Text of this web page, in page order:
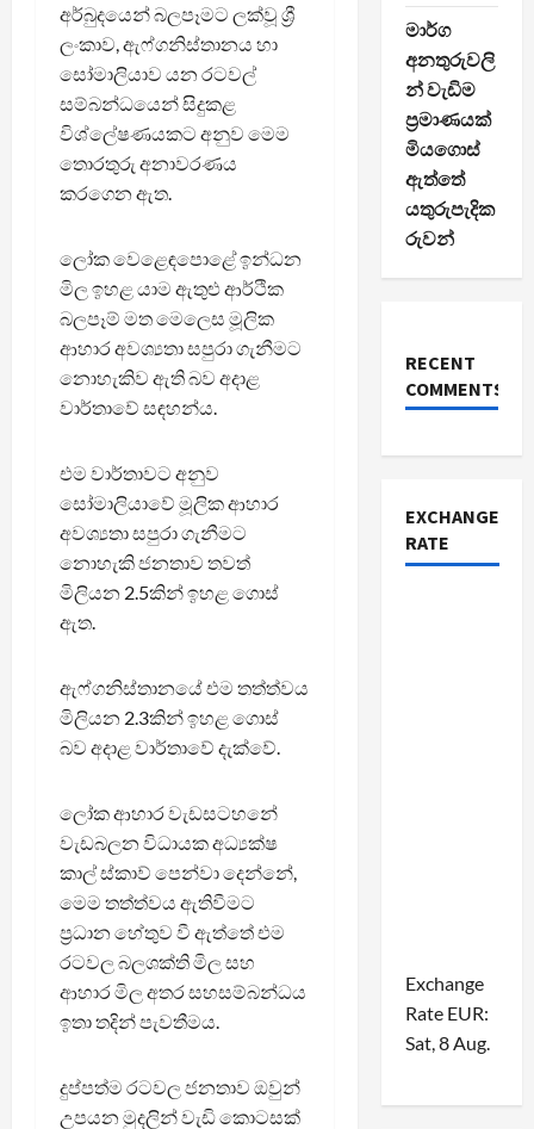
අර්බුදයෙන් බලපෑමට ලක්වූ ශ්‍රී
ලංකාව, ඇෆ්ගනිස්තානය හා
සෝමාලියාව යන රටවල්
සම්බන්ධයෙන් සිදුකළ
විශ්ලේෂණයකට අනුව මෙම
තොරතුරු අනාවරණය
කරගෙන ඇත.
ලෝක වෙළෙඳපොළේ ඉන්ධන
මිල ඉහළ යාම ඇතුළු ආර්ථික
බලපෑම් මත මෙලෙස මූලික
ආහාර අවශ්‍යතා සපුරා ගැනීමට
නොහැකිව ඇති බව අදාළ
වාර්තාවේ සඳහන්ය.
එම වාර්තාවට අනුව
සෝමාලියාවේ මූලික ආහාර
අවශ්‍යතා සපුරා ගැනීමට
නොහැකි ජනතාව තවත්
මිලියන 2.5කින් ඉහළ ගොස්
ඇත.
ඇෆ්ගනිස්තානයේ එම තත්ත්වය
මිලියන 2.3කින් ඉහළ ගොස්
බව අදාළ වාර්තාවේ දැක්වේ.
ලෝක ආහාර වැඩසටහනේ
වැඩබලන විධායක අධ්‍යක්ෂ
කාල් ස්කාව් පෙන්වා දෙන්නේ,
මෙම තත්ත්වය ඇතිවීමට
ප්‍රධාන හේතුව වී ඇත්තේ එම
රටවල බලශක්ති මිල සහ
ආහාර මිල අතර සහසම්බන්ධය
ඉතා තදින් පැවතීමය.
දුප්පත්ම රටවල ජනතාව ඔවුන්
උපයන මුදලින් වැඩි කොටසක්
මාර්ග
අනතුරුවලි
න් වැඩිම
ප්‍රමාණයක්
මියගොස්
ඇත්තේ
යතුරුපැදික
රුවන්
RECENT
COMMENTS
EXCHANGE
RATE
Exchange
Rate EUR:
Sat, 8 Aug.